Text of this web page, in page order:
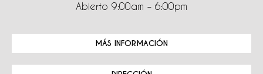
Abierto 9:00am – 6:00pm
MÁS INFORMACIÓN